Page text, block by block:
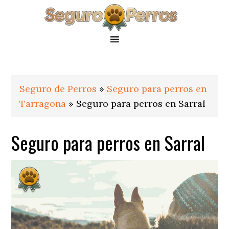
Seguro de Perros » Seguro para perros en
Tarragona » Seguro para perros en Sarral
Seguro para perros en Sarral